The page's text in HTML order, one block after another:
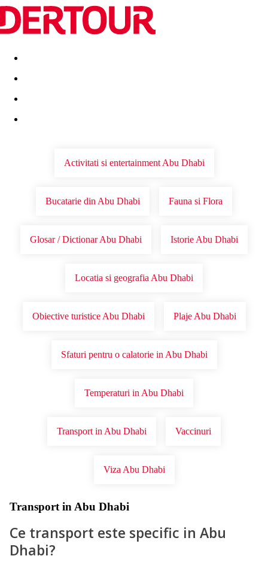
Destinatii Vacanta perfecta OFERTE DE NERATAT
Activitati si entertainment Abu Dhabi
Bucatarie din Abu Dhabi Fauna si Flora
Glosar / Dictionar Abu Dhabi Istorie Abu Dhabi
Locatia si geografia Abu Dhabi
Obiective turistice Abu Dhabi Plaje Abu Dhabi
Sfaturi pentru o calatorie in Abu Dhabi
Temperaturi in Abu Dhabi
Transport in Abu Dhabi Vaccinuri
Viza Abu Dhabi
Transport in Abu Dhabi
Ce transport este specific in Abu
Dhabi?